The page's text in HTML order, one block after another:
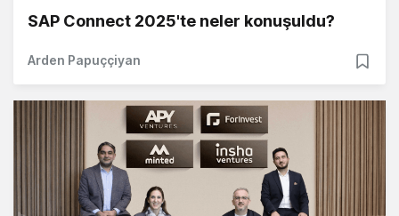
SAP Connect 2025'te neler konuşuldu?
Arden Papuççiyan